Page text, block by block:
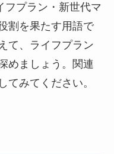
フプラン・新世代マ
割を果たす用語で
て、ライフプラン
めましょう。関連
てみてください。